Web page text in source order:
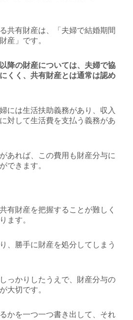
共有財産は、「夫婦で結婚期間
産」です。
降の財産については、夫婦で協
くく、共有財産とは通常は認め
には生活扶助義務があり、収入
対して生活費を支払う義務があ
あれば、この費用も財産分与に
できます。
有財産を把握することが難しく
ます。
、勝手に財産を処分してしまう
っかりしたうえで、財産分与の
大切です。
かを一つ一つ書き出して、それ